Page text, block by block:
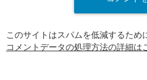
このサイトはスパムを低減するため
コメントデータの処理方法の詳細は